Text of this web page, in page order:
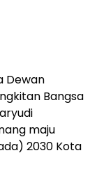
Dewan
Bangsa
maju
2030 Kota